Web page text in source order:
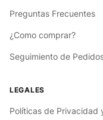
Preguntas Frecuentes
¿Como comprar?
Seguimiento de
Políticas de Privacidad